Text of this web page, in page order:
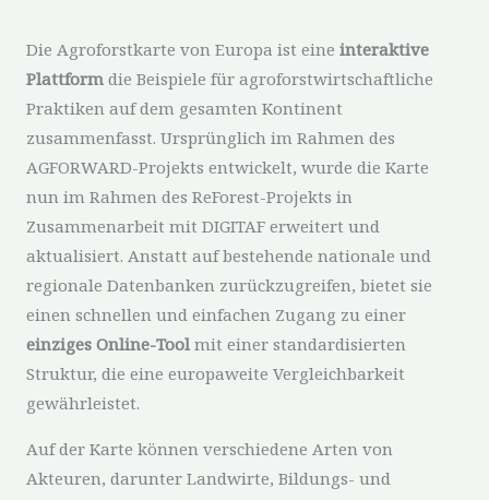
Die Agroforstkarte von Europa ist eine interaktive
Plattform die Beispiele für agroforstwirtschaftliche
Praktiken auf dem gesamten Kontinent
zusammenfasst. Ursprünglich im Rahmen des
AGFORWARD-Projekts entwickelt, wurde die Karte
nun im Rahmen des ReForest-Projekts in
Zusammenarbeit mit DIGITAF erweitert und
aktualisiert. Anstatt auf bestehende nationale und
regionale Datenbanken zurückzugreifen, bietet sie
einen schnellen und einfachen Zugang zu einer
einziges Online-Tool mit einer standardisierten
Struktur, die eine europaweite Vergleichbarkeit
gewährleistet.
Auf der Karte können verschiedene Arten von
Akteuren, darunter Landwirte, Bildungs- und